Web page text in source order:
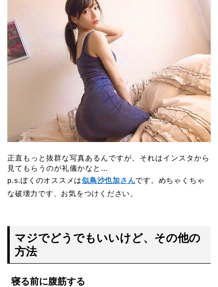
正直もっと抜群な写真あるんですが、それはインスタから
見てもらうのが礼儀かなと…
p.s.ぼくのオススメは似鳥沙也加さんです。めちゃくちゃ
な破壊力です、お気をつけください。
マジでどうでもいいけど、 その他の
方法
寝る前に腹筋する